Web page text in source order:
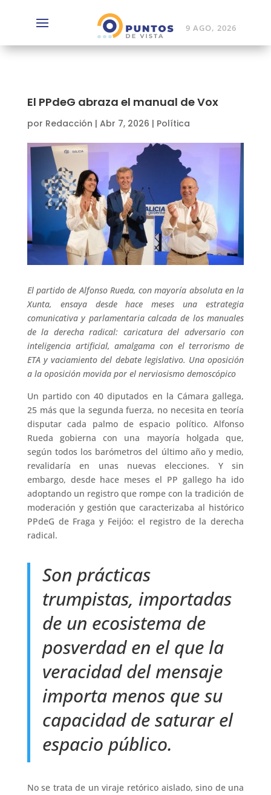
9 AGO, 2026
El PPdeG abraza el manual de Vox
por Redacción | Abr 7, 2026 | Política
El partido de Alfonso Rueda, con mayoría absoluta en la
Xunta, ensaya desde hace meses una estrategia
comunicativa y parlamentaria calcada de los manuales
de la derecha radical: caricatura del adversario con
inteligencia artificial, amalgama con el terrorismo de
ETA y vaciamiento del debate legislativo. Una oposición
a la oposición movida por el nerviosismo demoscópico
Un partido con 40 diputados en la Cámara gallega,
25 más que la segunda fuerza, no necesita en teoría
disputar cada palmo de espacio político. Alfonso
Rueda gobierna con una mayoría holgada que,
según todos los barómetros del último año y medio,
revalidaría en unas nuevas elecciones. Y sin
embargo, desde hace meses el PP gallego ha ido
adoptando un registro que rompe con la tradición de
moderación y gestión que caracterizaba al histórico
PPdeG de Fraga y Feijóo: el registro de la derecha
radical.
Son prácticas
trumpistas, importadas
de un ecosistema de
posverdad en el que la
veracidad del mensaje
importa menos que su
capacidad de saturar el
espacio público.
No se trata de un viraje retórico aislado, sino de una